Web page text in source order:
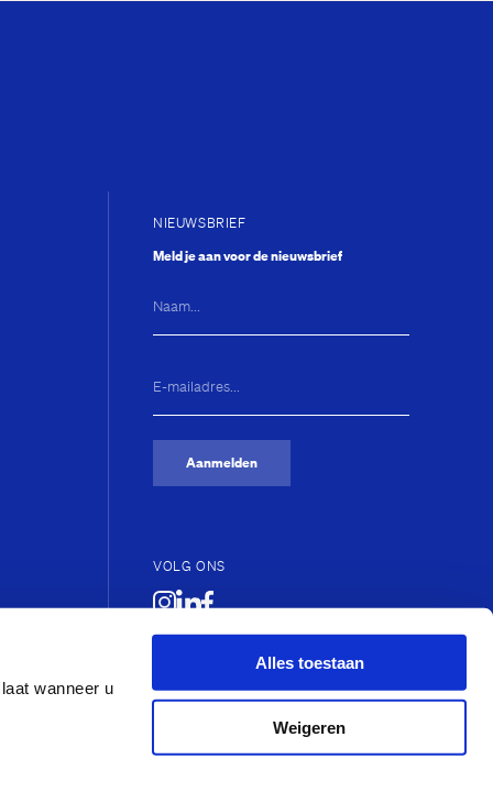
wanneer u
Alles toestaan
Weigeren
NIEUWSBRIEF
Meld je aan voor de nieuwsbrief
mailadres...
Aanmelden
VOLG ONS